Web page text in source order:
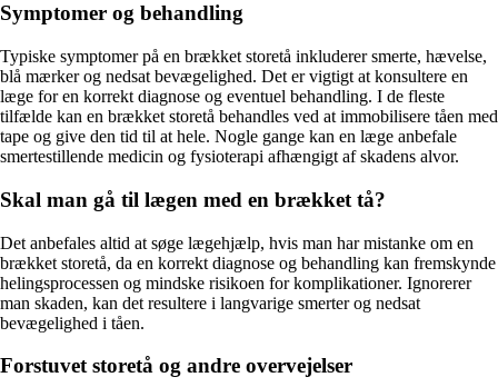
Symptomer og behandling
Typiske symptomer på en brækket storetå inkluderer smerte, hævelse,
blå mærker og nedsat bevægelighed. Det er vigtigt at konsultere en
læge for en korrekt diagnose og eventuel behandling. I de fleste
tilfælde kan en brækket storetå behandles ved at immobilisere tåen med
tape og give den tid til at hele. Nogle gange kan en læge anbefale
smertestillende medicin og fysioterapi afhængigt af skadens alvor.
Skal man gå til lægen med en brækket tå?
Det anbefales altid at søge lægehjælp, hvis man har mistanke om en
brækket storetå, da en korrekt diagnose og behandling kan fremskynde
helingsprocessen og mindske risikoen for komplikationer. Ignorerer
man skaden, kan det resultere i langvarige smerter og nedsat
bevægelighed i tåen.
Forstuvet storetå og andre overvejelser